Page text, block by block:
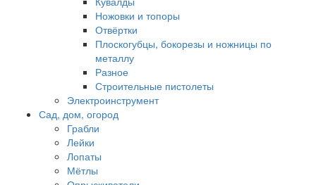
Ножовки и топоры
Отвёртки
Плоскогубцы, бокорезы и ножницы по
металлу
Разное
Строительные пистолеты
Электроинструмент
Сад, дом, огород
Грабли
Лейки
Лопаты
Мётлы